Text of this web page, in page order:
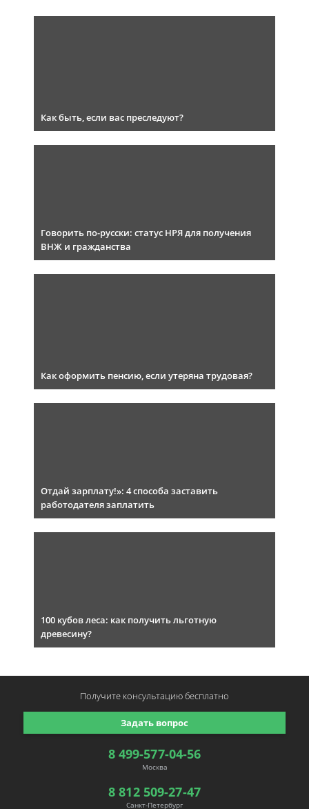
Как быть, если вас преследуют?
Говорить по-русски: статус НРЯ для получения
ВНЖ и гражданства
Как оформить пенсию, если утеряна трудовая?
Отдай зарплату!»: 4 способа заставить
работодателя заплатить
100 кубов леса: как получить льготную
древесину?
8 499-577-04-56
Москва
8 812 509-27-47
Санкт-Петербург
Задать вопрос
Получите консультациюбесплатно